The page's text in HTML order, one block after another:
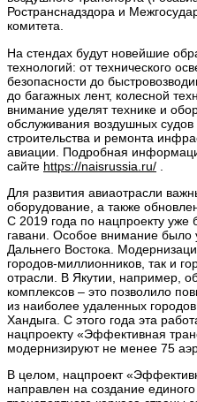
Ространснадздора и
комитета.
На стендах будут новейшие
технологий: от технического
безопасности до
до багажных лент, колесной
внимание уделят технике и
обслуживания воздушных
строительства и ремонта
авиации. Подробная
сайте https://naisrussia.ru/
Для развития авиаотрасли
оборудование, а также
С 2019 года по нацпроекту
гавани. Особое внимание
Дальнего Востока.
городов-миллионников, так и
отрасли. В Якутии, например,
комплексов – это позволило
из наиболее удаленных
Хандыга. С этого года эта
нацпроекту «Эффективная
модернизируют не менее 75
В целом, нацпроект
направлен на создание